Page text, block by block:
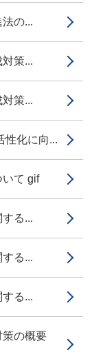
の...
策...
策...
化に向...
て gif
る...
る...
る...
の概要